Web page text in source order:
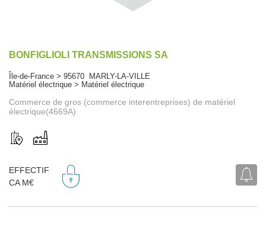
BONFIGLIOLI TRANSMISSIONS SA
Île-de-France > 95670 MARLY-LA-VILLE
Matériel électrique > Matériel électrique
Commerce de gros (commerce interentreprises) de matériel
électrique(4669A)
EFFECTIF
CA M€